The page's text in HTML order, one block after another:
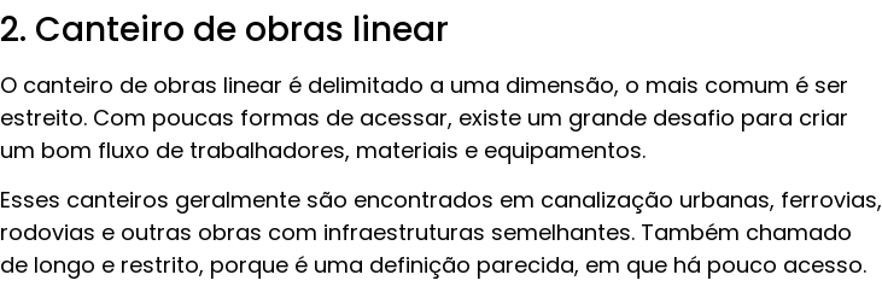
2. Canteiro de obras linear
O canteiro de obras linear é delimitado a uma dimensão, o mais comum é ser
estreito. Com poucas formas de acessar, existe um grande desafio para criar
um bom fluxo de trabalhadores, materiais e equipamentos.
Esses canteiros geralmente são encontrados em canalização urbanas, ferrovias,
rodovias e outras obras com infraestruturas semelhantes. Também chamado
de longo e restrito, porque é uma definição parecida, em que há pouco acesso.